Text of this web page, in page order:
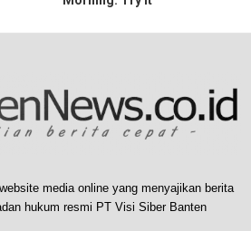
media online yang menyajikan berita
hukum resmi PT Visi Siber Banten